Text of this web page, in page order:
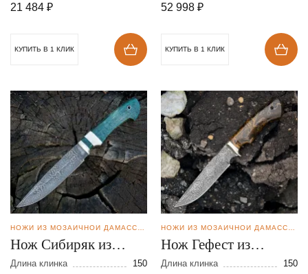
21 484 ₽
КУПИТЬ В 1 КЛИК
52 998 ₽
КУПИТЬ В 1 КЛИК
НОЖИ ИЗ МОЗАИЧНОЙ ДАМАССКОЙ СТАЛИ
Нож Сибиряк из
мозаичной дамасской
Длина клинка
150
НОЖИ ИЗ МОЗАИЧНОЙ ДАМАССКОЙ СТАЛИ
Нож Гефест из
мозаичной дамасской
Длина клинка
150